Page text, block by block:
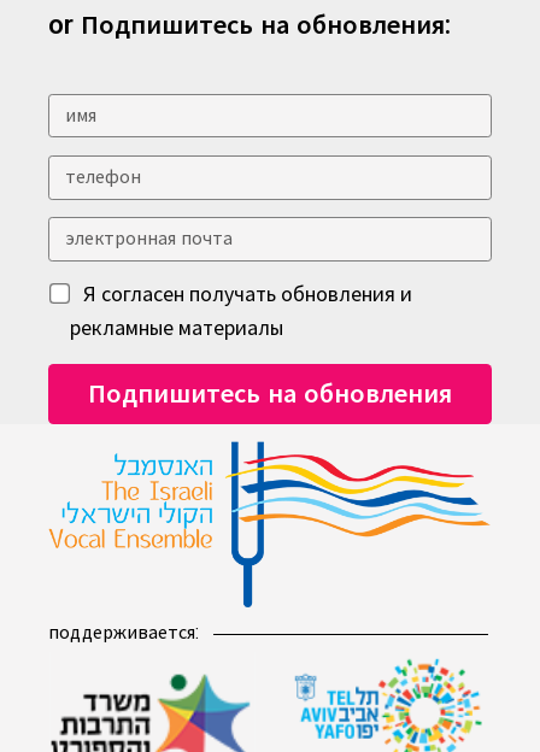
or Подпишитесь на обновления:
Я согласен получать обновления и
рекламные материалы
поддерживается: